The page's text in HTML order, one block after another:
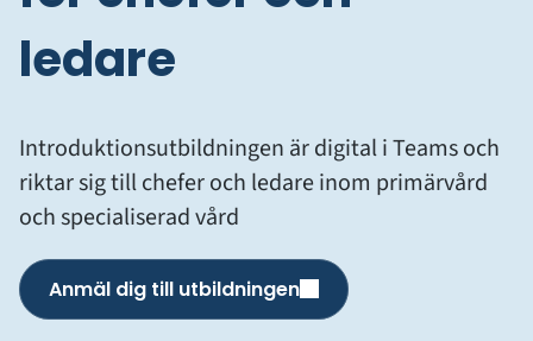
ledare
Introduktionsutbildningen är digital i Teams och
riktar sig till chefer och ledare inom primärvård
och specialiserad vård
Anmäl dig till utbildningen
()